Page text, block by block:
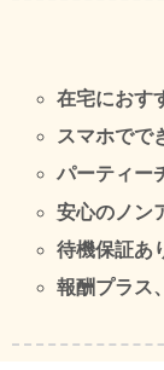
在宅におす
スマホでで
パーティー
安心のノン
待機保証あ
報酬プラス